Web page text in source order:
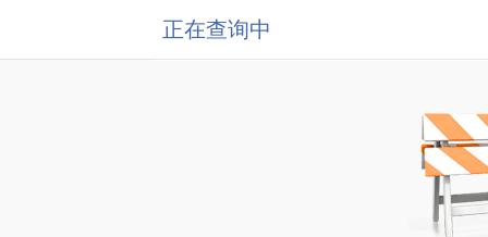
正在查询中